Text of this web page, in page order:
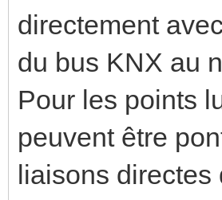
directement
du bus KNX au
Pour les points
peuvent être
liaisons directes